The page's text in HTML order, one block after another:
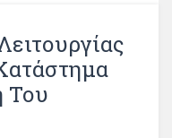
Του